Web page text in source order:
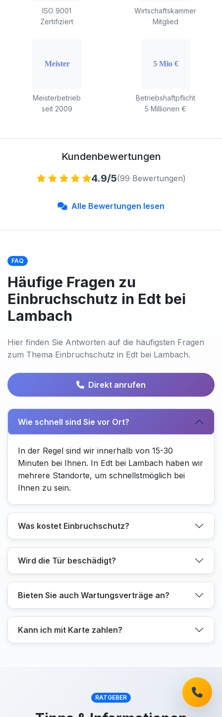
ISO 9001
Zertifiziert
Wirtschaftskammer
Mitglied
Meisterbetrieb
seit 2009
Betriebshaftpflicht
5 Millionen €
Kundenbewertungen
4.9/5(99 Bewertungen)
Alle Bewertungen lesen
FAQ
Häufige Fragen zu
Einbruchschutz in Edt bei
Lambach
Hier finden Sie Antworten auf die häufigsten Fragen
zum Thema Einbruchschutz in Edt bei Lambach.
Direkt anrufen
Wie schnell sind Sie vor Ort?
In der Regel sind wir innerhalb von 15-30
Minuten bei Ihnen. In Edt bei Lambach haben wir
mehrere Standorte, um schnellstmöglich bei
Ihnen zu sein.
Was kostet Einbruchschutz?
Wird die Tür beschädigt?
Bieten Sie auch Wartungsverträge an?
Kann ich mit Karte zahlen?
RATGEBER